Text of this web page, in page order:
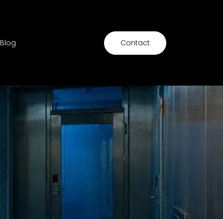
Blog Contact